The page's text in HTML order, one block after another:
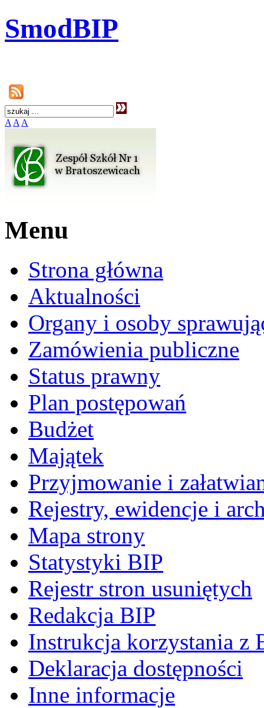
SmodBIP
A A A
Menu
Strona główna
Aktualności
Organy i osoby
Zamówienia publiczne
Status prawny
Plan postępowań
Budżet
Majątek
Przyjmowanie i
Rejestry, ewidencje i
Mapa strony
Statystyki BIP
Rejestr stron usuniętych
Redakcja BIP
Instrukcja korzystania z
Deklaracja dostępności
Inne informacje